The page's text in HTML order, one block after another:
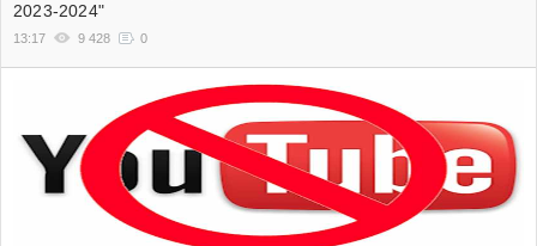
2023-2024"
13:17 9 428 0